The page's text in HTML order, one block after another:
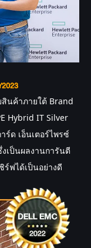
นค้าภายใต้ Brand
Hybrid IT Silver
ร์ด เอ็นเตอร์ไพรซ์
เป็นผลงานการันตี
ฟได้เป็นอย่างดี